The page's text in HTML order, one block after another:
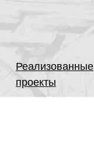
Реализованные
проекты